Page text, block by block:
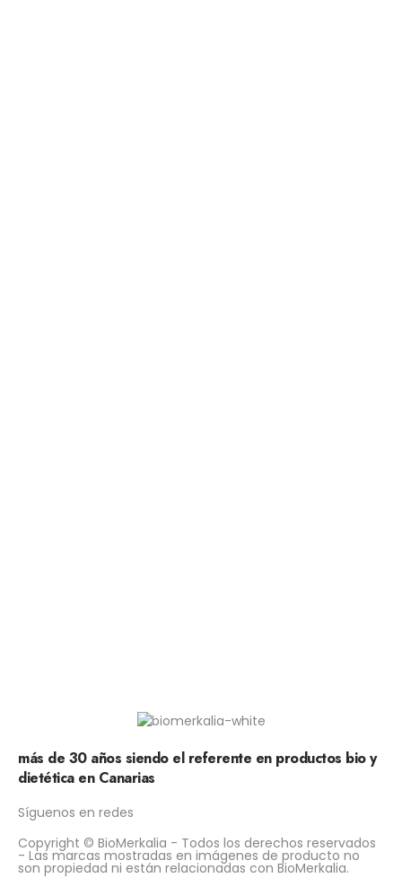
más de 30 años siendo el referente en productos bio y
dietética en Canarias
Síguenos en redes
Copyright © BioMerkalia - Todos los derechos reservados
- Las marcas mostradas en imágenes de producto no
son propiedad ni están relacionadas con BioMerkalia.